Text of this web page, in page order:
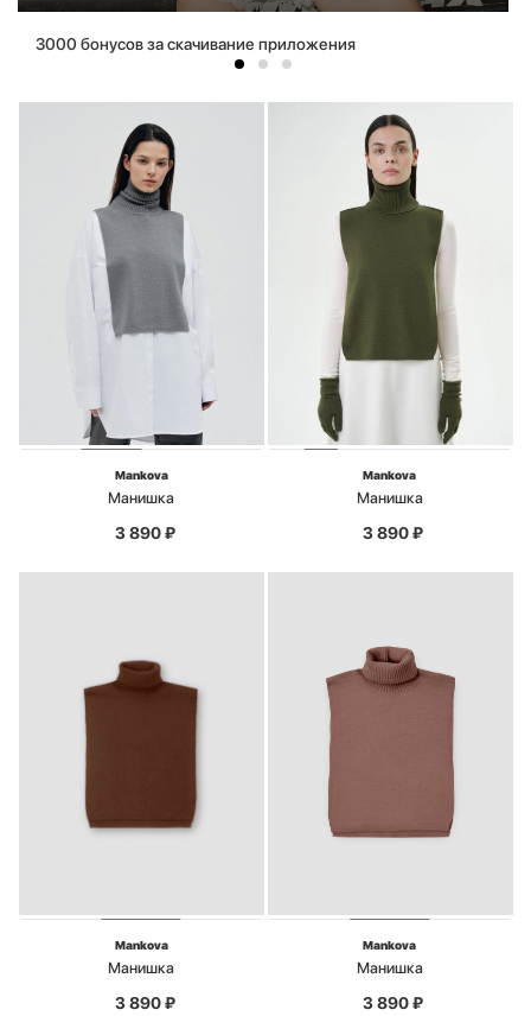
3000 бонусов за скачивание приложения
Mankova
Манишка
3 890₽
Mankova
Манишка
3 890₽
Mankova
Манишка
3 890₽
Mankova
Манишка
3 890₽